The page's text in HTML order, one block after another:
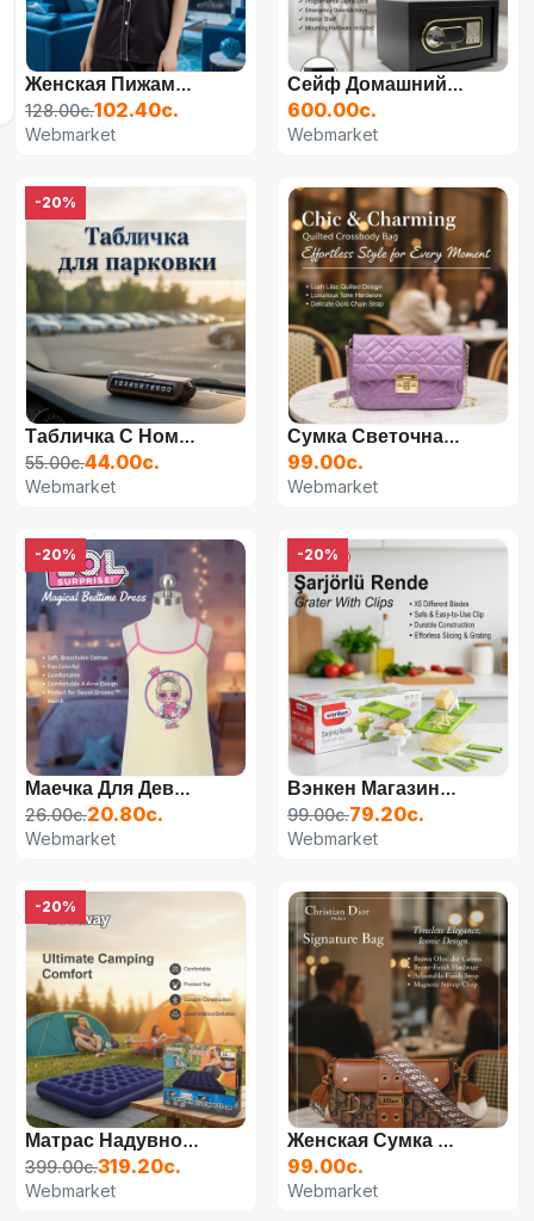
Женская Пижама С Шортами
128.00с.102.40с.
Webmarket
Сейф Домашний С Электронным Замком
600.00с.
Webmarket
-20%
Табличка С Номером Телефона Для Временной Парковки Автомобиля, Табличка С Номером Для Остановки Парковки,
55.00с.44.00с.
Webmarket
Сумка Светочная Искра
99.00с.
Webmarket
-20%
Маечка Для Девочки Хлопковая
26.00с.20.80с.
Webmarket
-20%
Вэнкен Магазинная Терка
99.00с.79.20с.
Webmarket
-20%
Матрас Надувной Bestway С Подушками И Насосом 152*203*22см
399.00с.319.20с.
Webmarket
Женская Сумка Dior
99.00с.
Webmarket